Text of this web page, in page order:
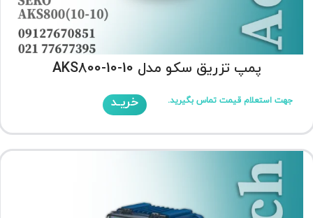
پمپ تزریق سکو مدل AKS800-10-10
جهت استعلام قیمت تماس بگیرید. خریـد